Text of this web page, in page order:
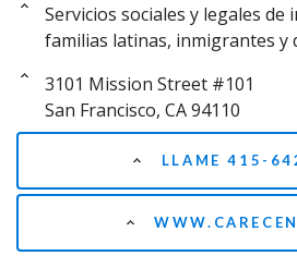
Servicios sociales y legales de
familias latinas, inmigrantes y
3101 Mission Street #101
San Francisco, CA 94110
LLAME 415-